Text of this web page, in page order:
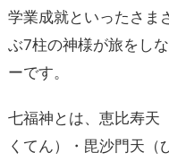
学業成就といったさま
ぶ7柱の神様が旅をし
ーです。
七福神とは、恵比寿天
くてん）・毘沙門天（